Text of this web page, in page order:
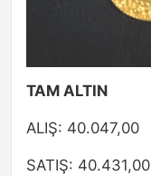
TAM ALTIN
ALIŞ: 40.047,00
SATIŞ: 40.431,00